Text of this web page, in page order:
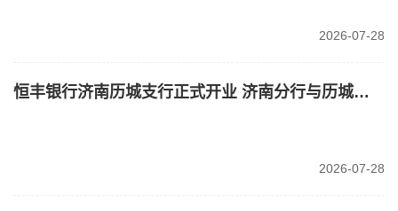
2026-07-28
恒丰银行济南历城支行正式开业 济南分行与历城区政府签订战略合作协议
2026-07-28